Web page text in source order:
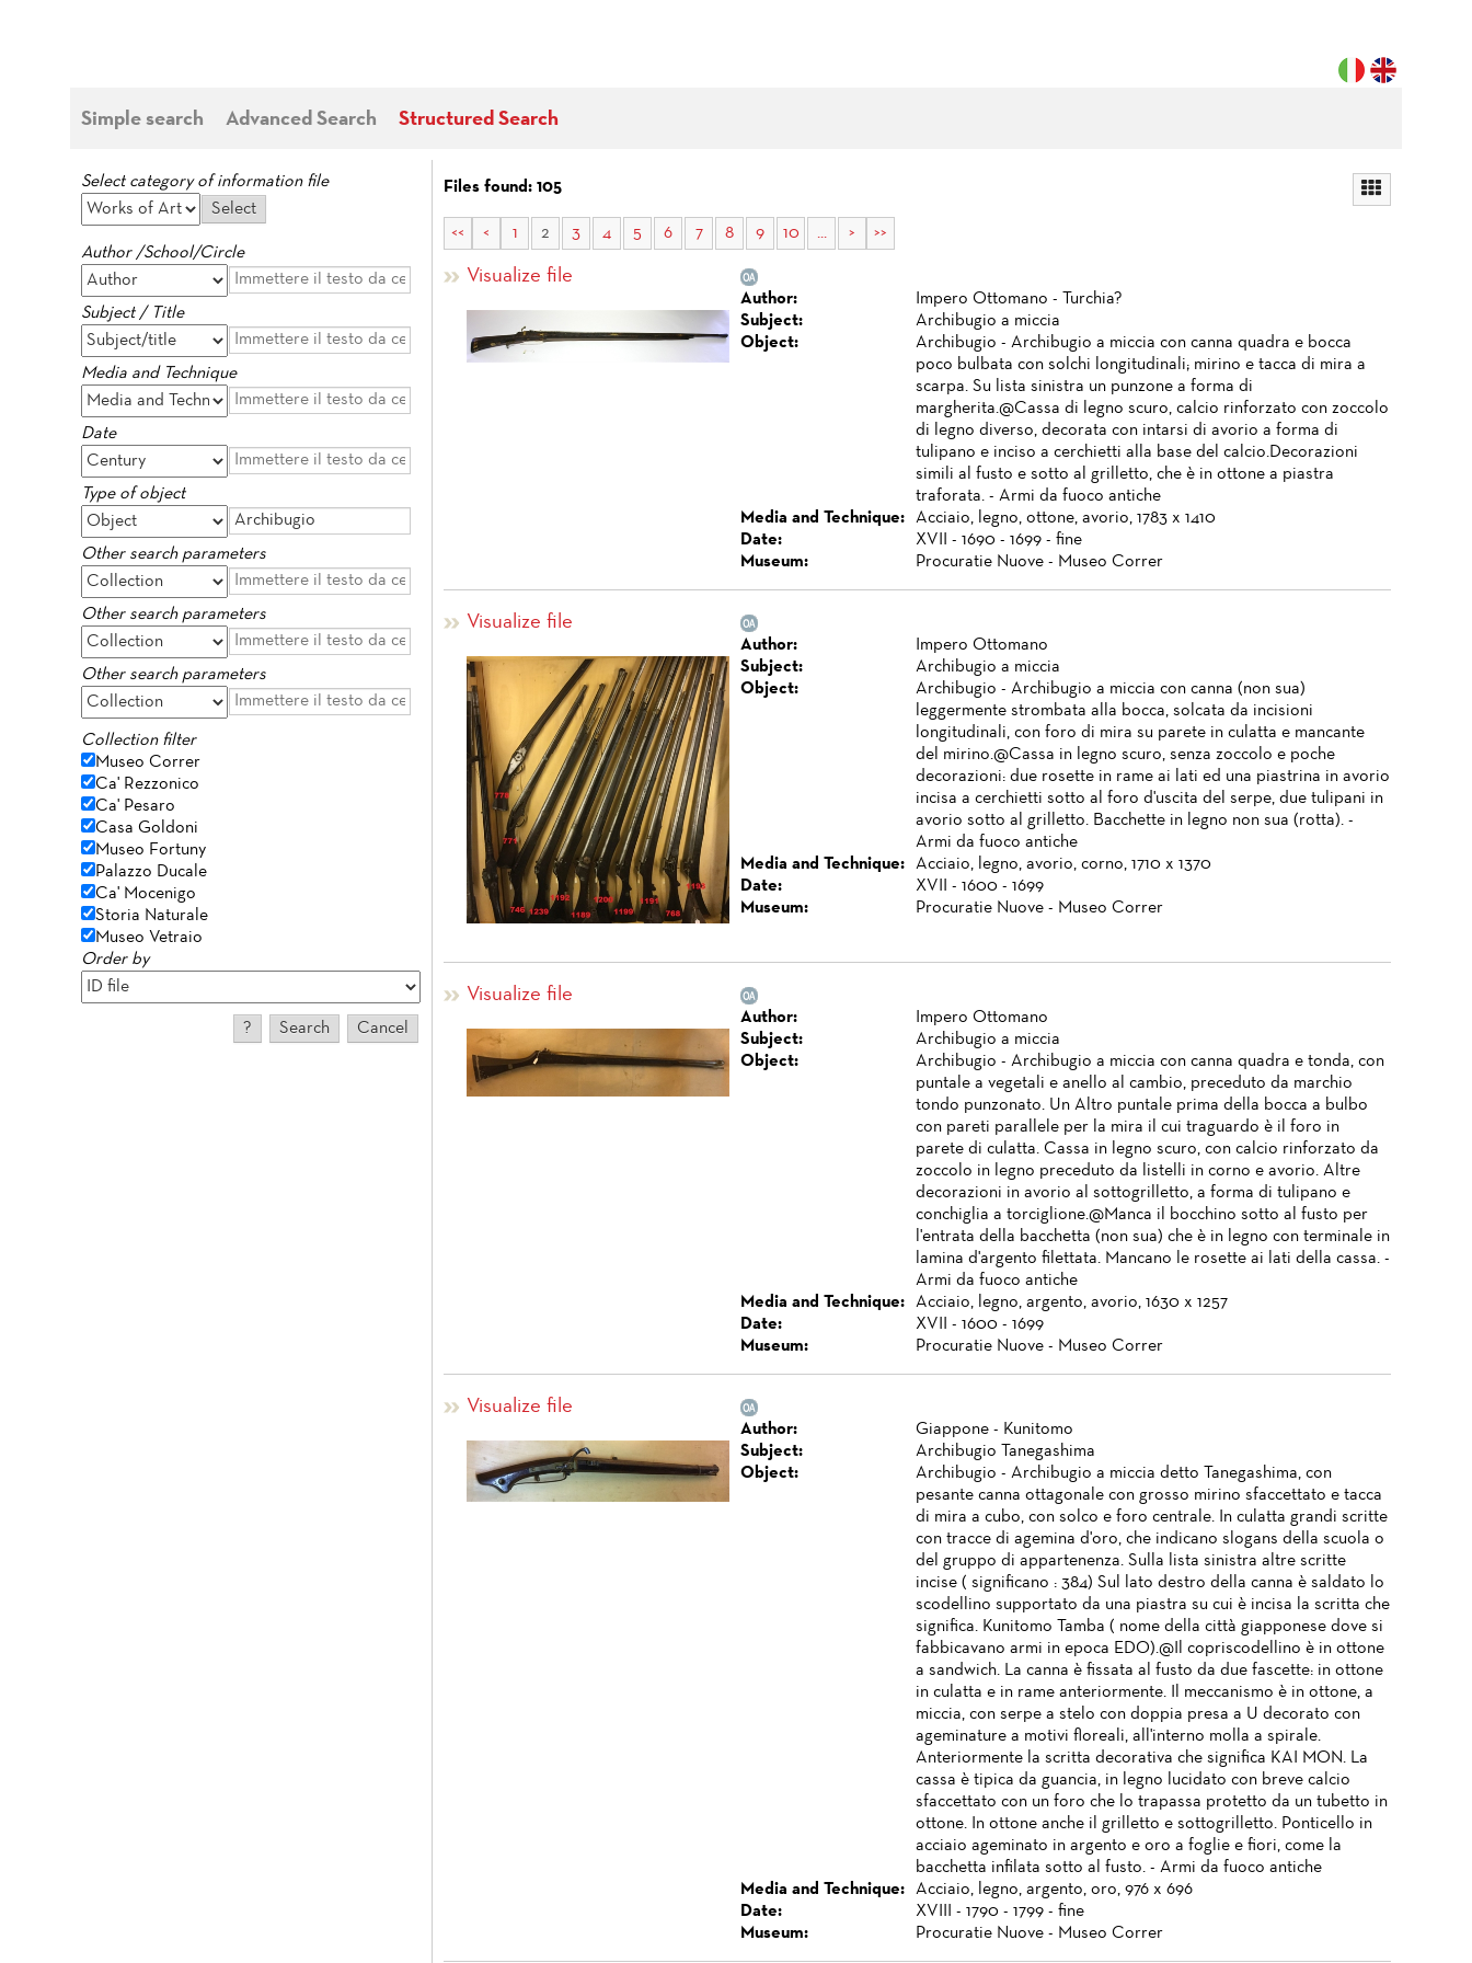
Simple search Advanced Search Structured Search
Select category of information file
Author /School/Circle
Subject / Title
Media and Technique
Date
Type of object
Other search parameters
Other search parameters
Other search parameters
Collection filter
Museo Correr
Ca' Rezzonico
Ca' Pesaro
Casa Goldoni
Museo Fortuny
Palazzo Ducale
Ca' Mocenigo
Storia Naturale
Museo Vetraio
Order by
Files found: 105
<< < 1 2 3 4 5 6 7 8 9 10 ... > >>
Visualize file
Author:
Impero Ottomano - Turchia?
Subject:
Archibugio a miccia
Object:
Archibugio - Archibugio a miccia con canna quadra e bocca
poco bulbata con solchi longitudinali; mirino e tacca di mira a
scarpa. Su lista sinistra un punzone a forma di
margherita.@Cassa di legno scuro, calcio rinforzato con zoccolo
di legno diverso, decorata con intarsi di avorio a forma di
tulipano e inciso a cerchietti alla base del calcio.Decorazioni
simili al fusto e sotto al grilletto, che è in ottone a piastra
traforata. - Armi da fuoco antiche
Media and Technique:
Acciaio, legno, ottone, avorio, 1783 x 1410
Date:
XVII - 1690 - 1699 - fine
Museum:
Procuratie Nuove - Museo Correr
Visualize file
Author:
Impero Ottomano
Subject:
Archibugio a miccia
Object:
Archibugio - Archibugio a miccia con canna (non sua)
leggermente strombata alla bocca, solcata da incisioni
longitudinali, con foro di mira su parete in culatta e mancante
del mirino.@Cassa in legno scuro, senza zoccolo e poche
decorazioni: due rosette in rame ai lati ed una piastrina in avorio
incisa a cerchietti sotto al foro d'uscita del serpe, due tulipani in
avorio sotto al grilletto. Bacchette in legno non sua (rotta). -
Armi da fuoco antiche
Media and Technique:
Acciaio, legno, avorio, corno, 1710 x 1370
Date:
XVII - 1600 - 1699
Museum:
Procuratie Nuove - Museo Correr
Visualize file
Author:
Impero Ottomano
Subject:
Archibugio a miccia
Object:
Archibugio - Archibugio a miccia con canna quadra e tonda, con
puntale a vegetali e anello al cambio, preceduto da marchio
tondo punzonato. Un Altro puntale prima della bocca a bulbo
con pareti parallele per la mira il cui traguardo è il foro in
parete di culatta. Cassa in legno scuro, con calcio rinforzato da
zoccolo in legno preceduto da listelli in corno e avorio. Altre
decorazioni in avorio al sottogrilletto, a forma di tulipano e
conchiglia a torciglione.@Manca il bocchino sotto al fusto per
l'entrata della bacchetta (non sua) che è in legno con terminale in
lamina d'argento filettata. Mancano le rosette ai lati della cassa. -
Armi da fuoco antiche
Media and Technique:
Acciaio, legno, argento, avorio, 1630 x 1257
Date:
XVII - 1600 - 1699
Museum:
Procuratie Nuove - Museo Correr
Visualize file
Author:
Giappone - Kunitomo
Subject:
Archibugio Tanegashima
Object:
Archibugio - Archibugio a miccia detto Tanegashima, con
pesante canna ottagonale con grosso mirino sfaccettato e tacca
di mira a cubo, con solco e foro centrale. In culatta grandi scritte
con tracce di agemina d'oro, che indicano slogans della scuola o
del gruppo di appartenenza. Sulla lista sinistra altre scritte
incise ( significano : 384) Sul lato destro della canna è saldato lo
scodellino supportato da una piastra su cui è incisa la scritta che
significa. Kunitomo Tamba ( nome della città giapponese dove si
fabbicavano armi in epoca EDO).@Il copriscodellino è in ottone
a sandwich. La canna è fissata al fusto da due fascette: in ottone
in culatta e in rame anteriormente. Il meccanismo è in ottone, a
miccia, con serpe a stelo con doppia presa a U decorato con
ageminature a motivi floreali, all'interno molla a spirale.
Anteriormente la scritta decorativa che significa KAI MON. La
cassa è tipica da guancia, in legno lucidato con breve calcio
sfaccettato con un foro che lo trapassa protetto da un tubetto in
ottone. In ottone anche il grilletto e sottogrilletto. Ponticello in
acciaio ageminato in argento e oro a foglie e fiori, come la
bacchetta infilata sotto al fusto. - Armi da fuoco antiche
Media and Technique:
Acciaio, legno, argento, oro, 976 x 696
Date:
XVIII - 1790 - 1799 - fine
Museum:
Procuratie Nuove - Museo Correr